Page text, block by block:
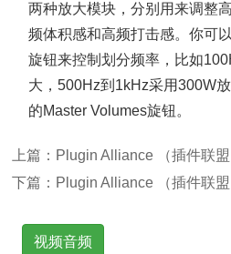
两种放大模块，分别用来调整
频体积感和高频打击感。你可
旋钮来控制划分频率，比如
大，500Hz到1kHz采用300W
的Master Volumes旋钮。
上篇： Plugin Alliance （插件联
下篇： Plugin Alliance （插件联
视频音频